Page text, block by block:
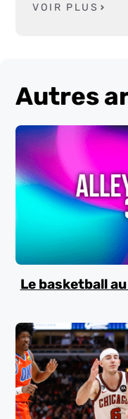
VOIR PLUS
Autres
Le basketball